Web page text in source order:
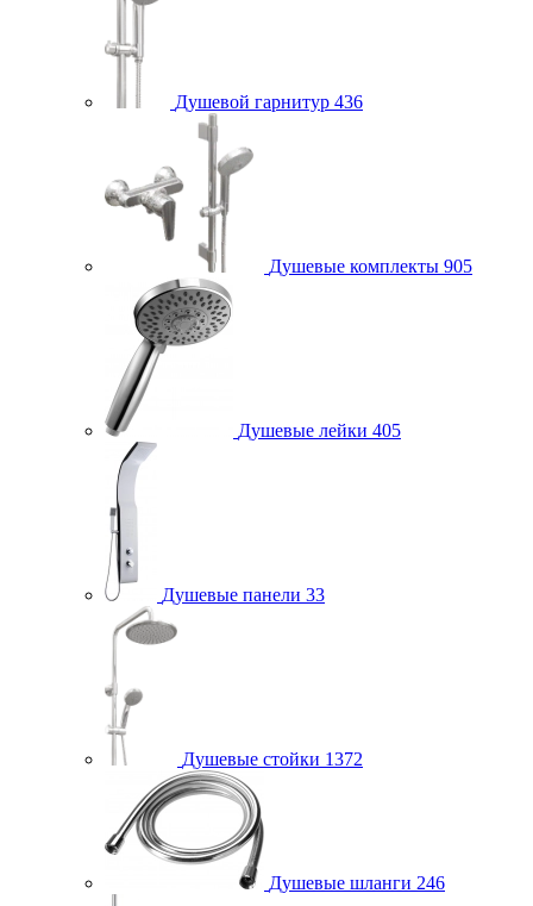
Душевой гарнитур 436
Душевые комплекты 905
Душевые лейки 405
Душевые панели 33
Душевые стойки 1372
Душевые шланги 246